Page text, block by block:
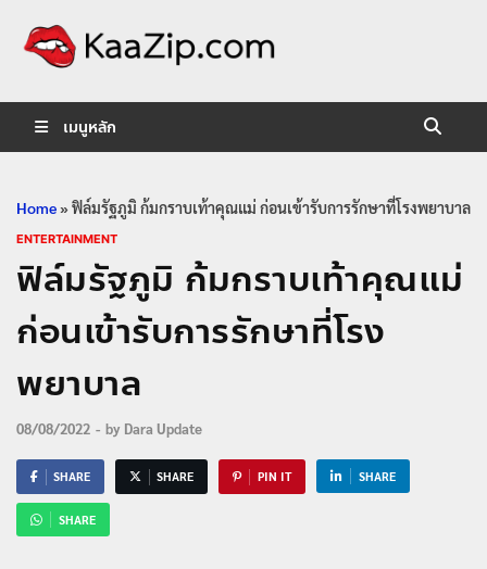
เมนูหลัก
Home»ฟิล์มรัฐภูมิ ก้มกราบเท้าคุณแม่ ก่อนเข้ารับการรักษาที่โรงพยาบาล
ENTERTAINMENT
ฟิล์มรัฐภูมิ ก้มกราบเท้าคุณแม่
ก่อนเข้ารับการรักษาที่โรง
พยาบาล
08/08/2022 - by Dara Update
SHARE SHARE PIN IT SHARE
SHARE